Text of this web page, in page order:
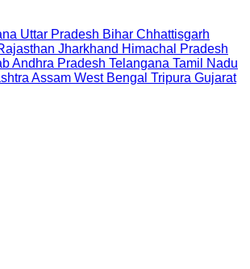
Uttar Pradesh Bihar Chhattisgarh
Jharkhand Himachal Pradesh
Andhra Pradesh Telangana Tamil Nadu
Assam West Bengal Tripura Gujarat